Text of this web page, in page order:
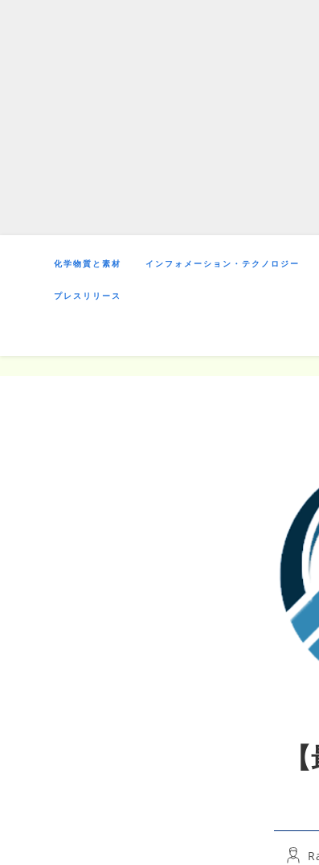
化学物質と素材 インフォメーション・テクノロジー
プレスリリース
Post